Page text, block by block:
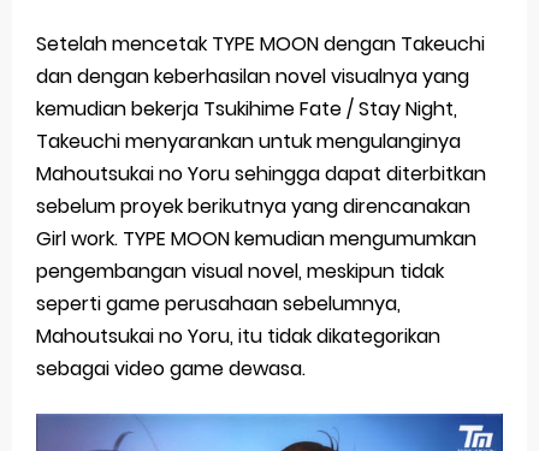
Setelah mencetak TYPE MOON dengan Takeuchi
dan dengan keberhasilan novel visualnya yang
kemudian bekerja Tsukihime Fate / Stay Night,
Takeuchi menyarankan untuk mengulanginya
Mahoutsukai no Yoru sehingga dapat diterbitkan
sebelum proyek berikutnya yang direncanakan
Girl work. TYPE MOON kemudian mengumumkan
pengembangan visual novel, meskipun tidak
seperti game perusahaan sebelumnya,
Mahoutsukai no Yoru, itu tidak dikategorikan
sebagai video game dewasa.